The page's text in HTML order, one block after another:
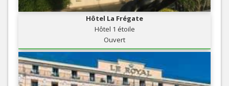
Hôtel La Frégate
Hôtel 1 étoile
Ouvert